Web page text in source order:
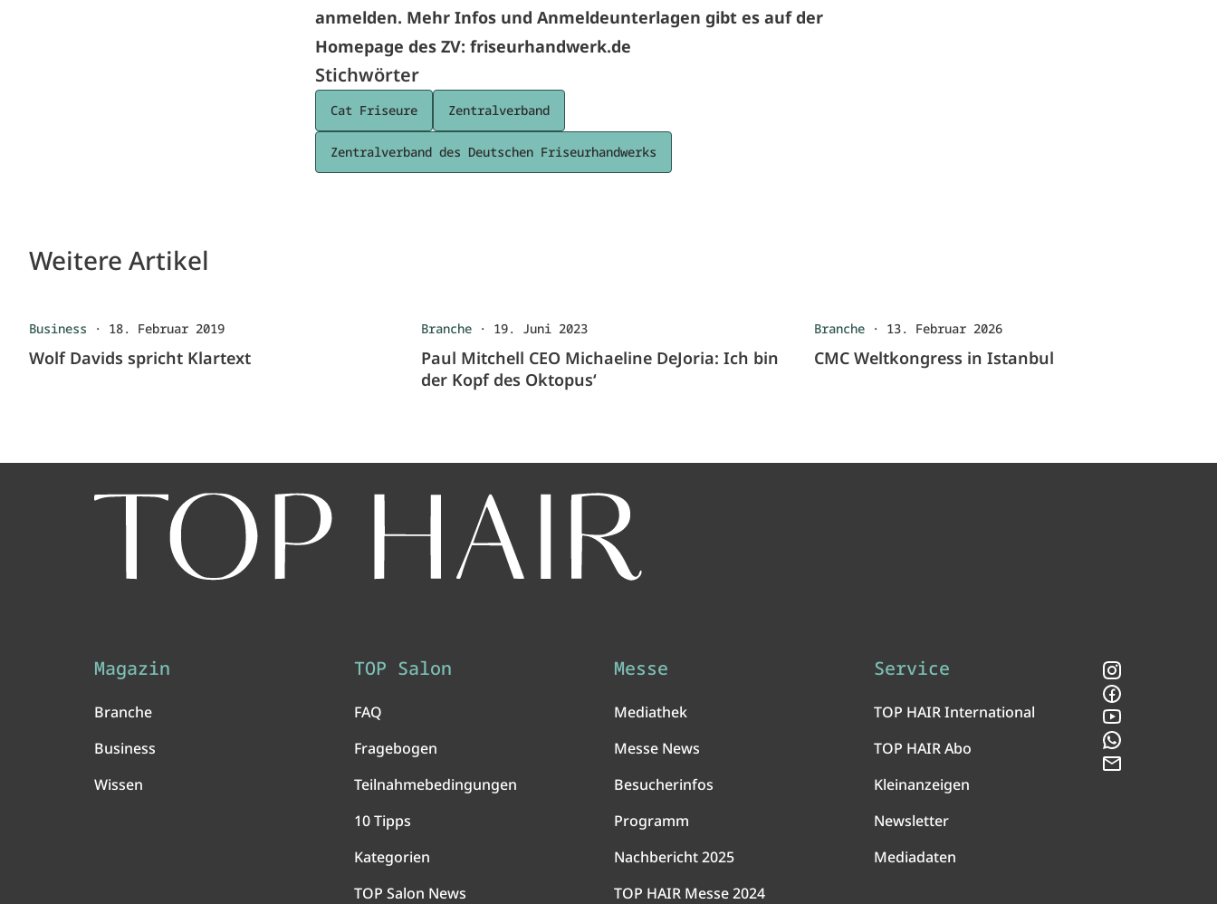
anmelden. Mehr Infos und Anmeldeunterlagen gibt es auf der
Homepage des ZV: friseurhandwerk.de
Stichwörter
Cat Friseure Zentralverband
Zentralverband des Deutschen Friseurhandwerks
Weitere Artikel
Business · 18. Februar 2019
Wolf Davids spricht Klartext
Branche · 19. Juni 2023
Paul Mitchell CEO Michaeline DeJoria: Ich bin
der Kopf des Oktopus‘
Branche· 13. Februar 2026
CMC Weltkongress in Istanbul
Magazin
Branche
Business
Wissen
TOP Salon
FAQ
Fragebogen
Teilnahmebedingungen
10 Tipps
Kategorien
TOP Salon News
Messe
Mediathek
Messe News
Besucherinfos
Programm
Nachbericht 2025
TOP HAIR Messe 2024
Service
TOP HAIR International
TOP HAIR Abo
Kleinanzeigen
Newsletter
Mediadaten